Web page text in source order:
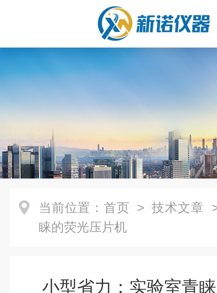
当前位置： 首页 > 技术文章
睐的荧光压片机
小型省力：实验室青